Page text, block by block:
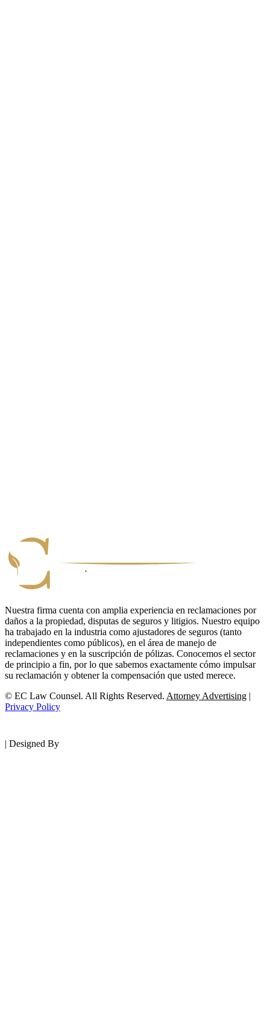
Nuestra firma cuenta con amplia experiencia en reclamaciones por
daños a la propiedad, disputas de seguros y litigios. Nuestro equipo
ha trabajado en la industria como ajustadores de seguros (tanto
independientes como públicos), en el área de manejo de
reclamaciones y en la suscripción de pólizas. Conocemos el sector
de principio a fin, por lo que sabemos exactamente cómo impulsar
su reclamación y obtener la compensación que usted merece.
© EC Law Counsel. All Rights Reserved. Attorney Advertising |
Privacy Policy
| Designed By